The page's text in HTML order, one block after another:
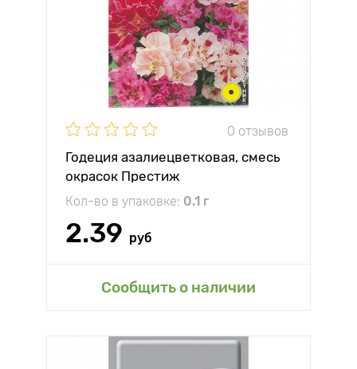
0 отзывов
Годеция азалиецветковая, смесь
окрасок Престиж
Кол-во в упаковке: 0.1 г
2.39 руб
Сообщить о наличии